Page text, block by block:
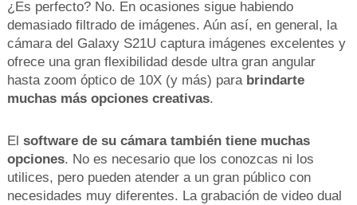
¿Es perfecto? No. En ocasiones sigue habiendo
demasiado filtrado de imágenes. Aún así, en general, la
cámara del Galaxy S21U captura imágenes excelentes y
ofrece una gran flexibilidad desde ultra gran angular
hasta zoom óptico de 10X (y más) para brindarte
muchas más opciones creativas.
El software de su cámara también tiene muchas
opciones. No es necesario que los conozcas ni los
utilices, pero pueden atender a un gran público con
necesidades muy diferentes. La grabación de video dual